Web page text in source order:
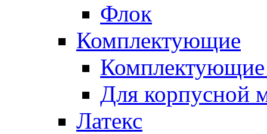
Флок
Комплектующие
Комплектующие
Для корпусной
Латекс